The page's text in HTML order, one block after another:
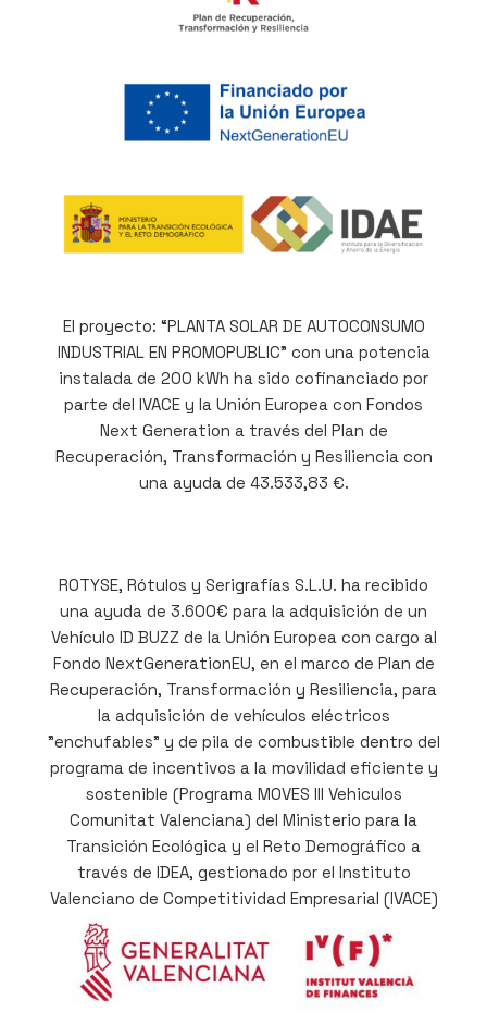
El proyecto: “PLANTA SOLAR DE AUTOCONSUMO
INDUSTRIAL EN PROMOPUBLIC” con una potencia
instalada de 200 kWh ha sido cofinanciado por
parte del IVACE y la Unión Europea con Fondos
Next Generation a través del Plan de
Recuperación, Transformación y Resiliencia con
una ayuda de 43.533,83 €.
ROTYSE, Rótulos y Serigrafías S.L.U. ha recibido
una ayuda de 3.600€ para la adquisición de un
Vehículo ID BUZZ de la Unión Europea con cargo al
Fondo NextGenerationEU, en el marco de Plan de
Recuperación, Transformación y Resiliencia, para
la adquisición de vehículos eléctricos
"enchufables" y de pila de combustible dentro del
programa de incentivos a la movilidad eficiente y
sostenible (Programa MOVES III Vehiculos
Comunitat Valenciana) del Ministerio para la
Transición Ecológica y el Reto Demográfico a
través de IDEA, gestionado por el Instituto
Valenciano de Competitividad Empresarial (IVACE)